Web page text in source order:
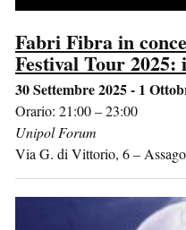
Fabri Fibra in
Festival Tour
30 Settembre 2025 - 1
Orario: 21:00 – 23:00
Unipol Forum
Via G. di Vittorio, 6– Assago